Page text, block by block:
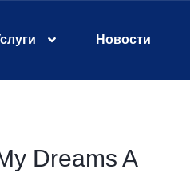
Новости
Dreams A